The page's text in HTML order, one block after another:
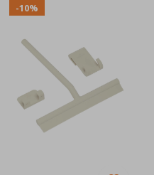
-10%